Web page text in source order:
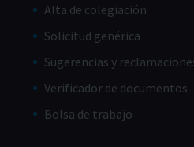
Alta de colegiación
Solicitud genérica
Sugerencias y
Verificador de documentos
Bolsa de trabajo